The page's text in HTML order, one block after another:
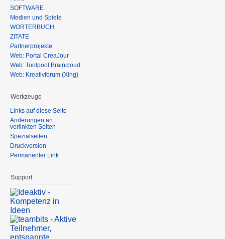
SOFTWARE
Medien und Spiele
WÖRTERBUCH
ZITATE
Partnerprojekte
Web: Portal CreaJour
Web: Toolpool Braincloud
Web: Kreativforum (Xing)
Werkzeuge
Links auf diese Seite
Änderungen an
verlinkten Seiten
Spezialseiten
Druckversion
Permanenter Link
Support